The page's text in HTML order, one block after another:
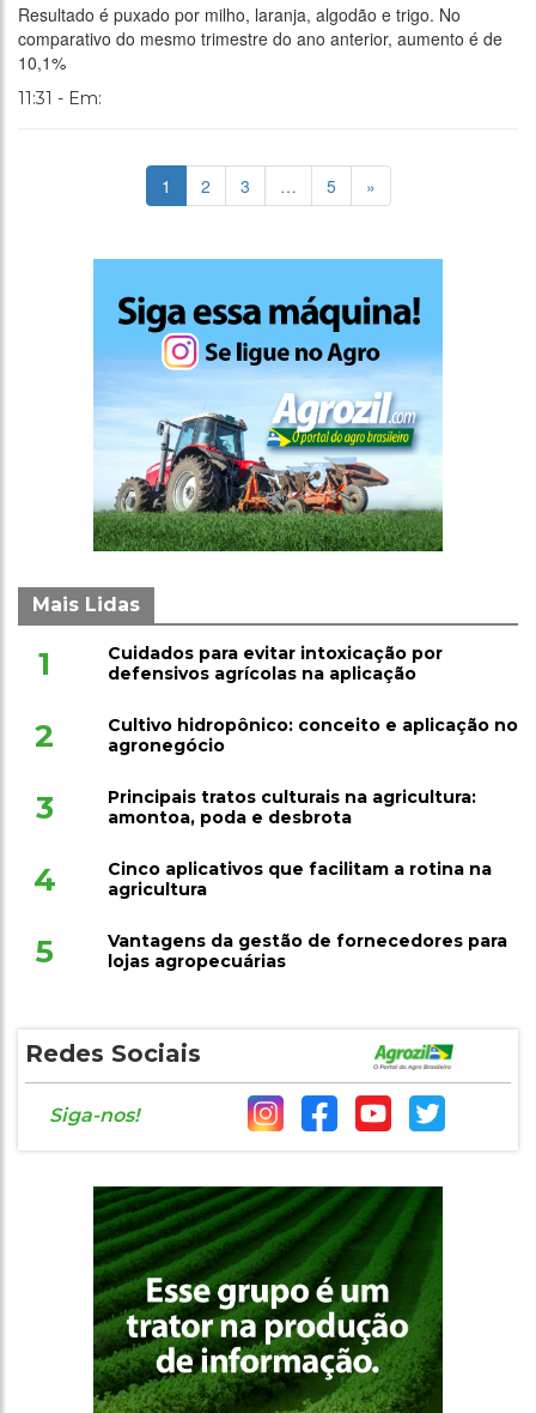
Resultado é puxado por milho, laranja, algodão e trigo. No
comparativo do mesmo trimestre do ano anterior, aumento é de
10,1%
11:31 - Em:
1 2 3 … 5 »
Mais Lidas
1
Cuidados para evitar intoxicação por
defensivos agrícolas na aplicação
2
Cultivo hidropônico: conceito e aplicação no
agronegócio
3
Principais tratos culturais na agricultura:
amontoa, poda e desbrota
4
Cinco aplicativos que facilitam a rotina na
agricultura
5
Vantagens da gestão de fornecedores para
lojas agropecuárias
Redes Sociais
Siga-nos!